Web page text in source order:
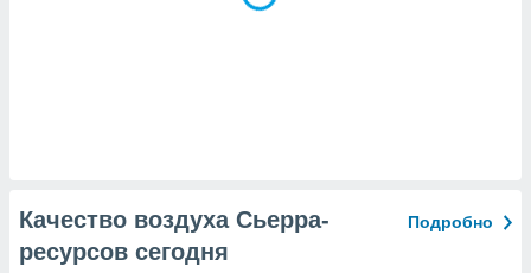
Качество воздуха Сьерра-
ресурсов сегодня
Подробно